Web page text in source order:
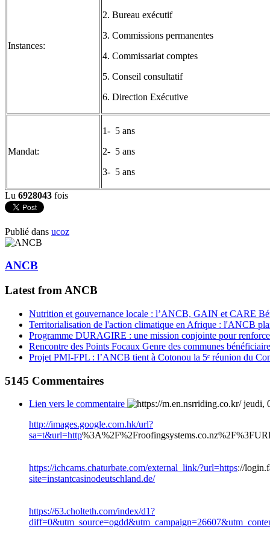
Instances:
2. Bureau exécutif
3. Commissions permanentes
4. Commissariat comptes
5. Conseil consultatif
6. Direction Exécutive
Mandat:
1- 5 ans
2- 5 ans
3- 5 ans
Lu 6928043 fois
Publié dans ucoz
ANCB
Latest from ANCB
Nutrition et gouvernance locale : l’ANCB, GAIN et CARE
Territorialisation de l'action climatique en Afrique : l'ANCB
Programme DURAGIRE : une mission conjointe pour
Rencontre des Points Focaux Genre des communes
Projet PMI-FPL : l’ANCB tient à Cotonou la 5ᵉ réunion du
5145 Commentaires
Lien vers le commentaire
jeudi,
http://images.google.com.hk/url?
sa=t&url=http
https://ichcams.chaturbate.com/external_link/?url=https://
site=instantcasinodeutschland.de/
https://63.cholteth.com/index/d1?